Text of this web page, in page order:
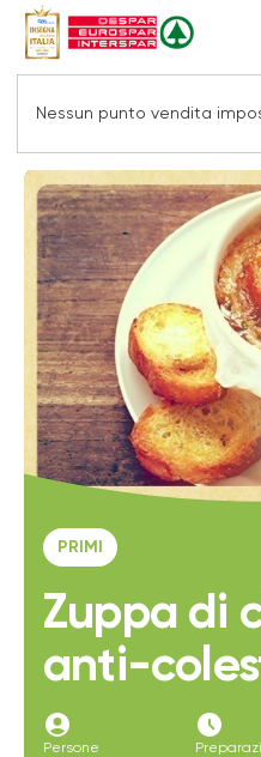
PRIMI
Zuppa di
anti-
account_circle
Persone
access_time_filled